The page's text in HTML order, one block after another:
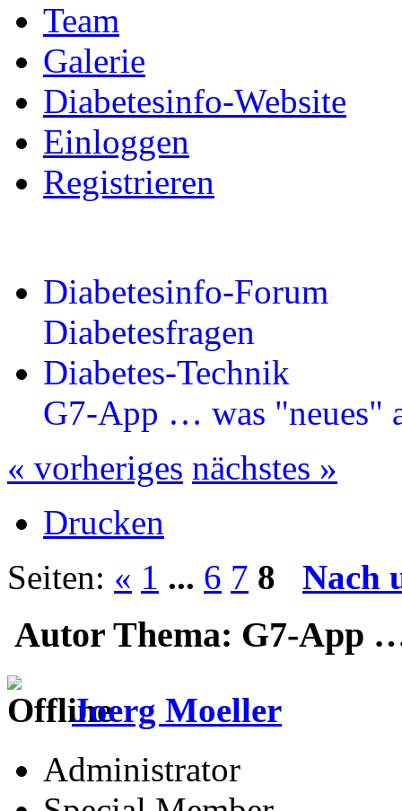
Team
Galerie
Diabetesinfo-Website
Einloggen
Registrieren
Diabetesinfo-Forum
Diabetesfragen
Diabetes-Technik
G7-App … was "neues"
« vorheriges nächstes »
Drucken
Seiten: « 1 ... 6 7 8 Nach
Autor Thema: G7-App
Joerg Moeller
Administrator